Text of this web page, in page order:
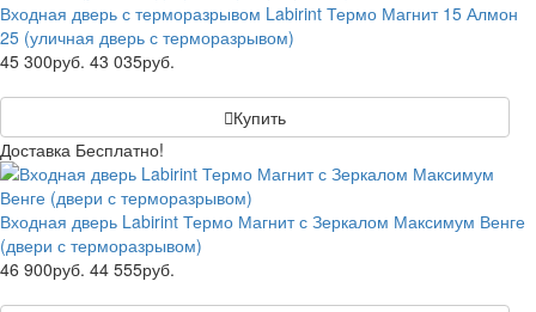
Входная дверь с терморазрывом Labirint Термо Магнит 15 Алмон
25 (уличная дверь с терморазрывом)
45 300руб. 43 035руб.
Купить
Доставка Бесплатно!
Входная дверь Labirint Термо Магнит с Зеркалом Максимум Венге
(двери с терморазрывом)
46 900руб. 44 555руб.